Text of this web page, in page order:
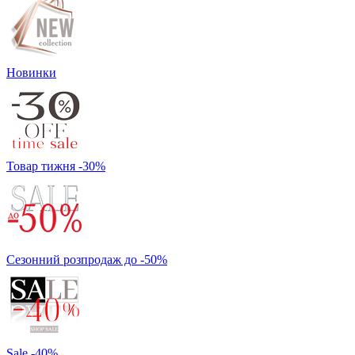
Новинки
Товар тижня -30%
Сезонний розпродаж до -50%